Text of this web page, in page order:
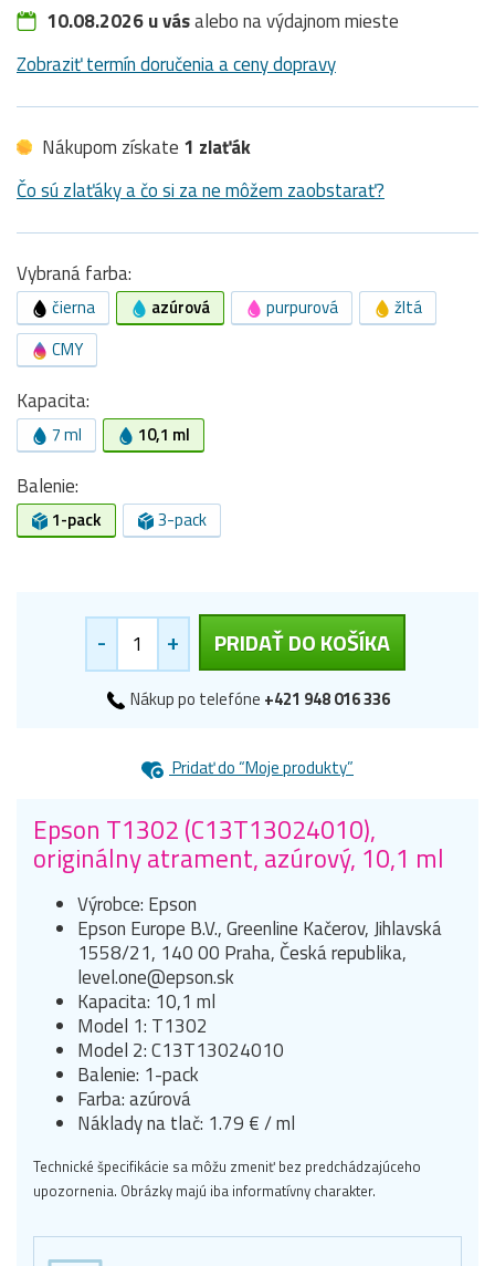
10.08.2026 u vásalebo na výdajnom mieste
Zobraziť termín doručenia a ceny dopravy
Nákupom získate 1 zlaťák
Čo sú zlaťáky a čo si za ne môžem zaobstarať?
Vybraná farba:
čierna azúrová purpurová
žltá
CMY
Kapacita:
7 ml 10,1 ml
Balenie:
1-pack 3-pack
- + PRIDAŤ DO KOŠÍKA
Nákup po telefóne +421 948 016 336
Pridať do “Moje produkty”
Epson T1302 (C13T13024010),
originálny atrament, azúrový, 10,1 ml
Výrobce: Epson
Epson Europe B.V., Greenline Kačerov, Jihlavská
1558/21, 140 00 Praha, Česká republika,
level.one@epson.sk
Kapacita: 10,1 ml
Model 1: T1302
Model 2: C13T13024010
Balenie: 1-pack
Farba: azúrová
Náklady na tlač: 1.79 € / ml
Technické špecifikácie sa môžu zmeniť bez predchádzajúceho
upozornenia. Obrázky majú iba informatívny charakter.